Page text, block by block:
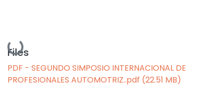
Loading...
Files
PDF - SEGUNDO SIMPOSIO INTERNACIONAL DE
PROFESIONALES AUTOMOTRIZ..pdf (22.51 MB)